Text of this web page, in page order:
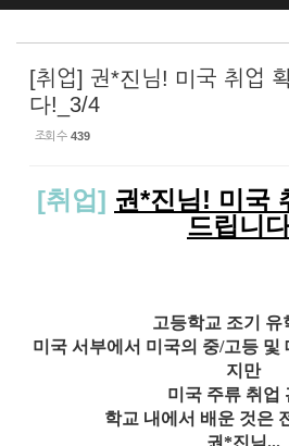
[취업] 권*진님! 미국 취업
다!_3/4
조회 수 439
[취업] 권*진님! 미국
드립니
고등학교 조기 유
미국 서부에서 미국의 중/고등 및
지만
미국 주류 취업
학교 내에서 배운 것은
권*진님...